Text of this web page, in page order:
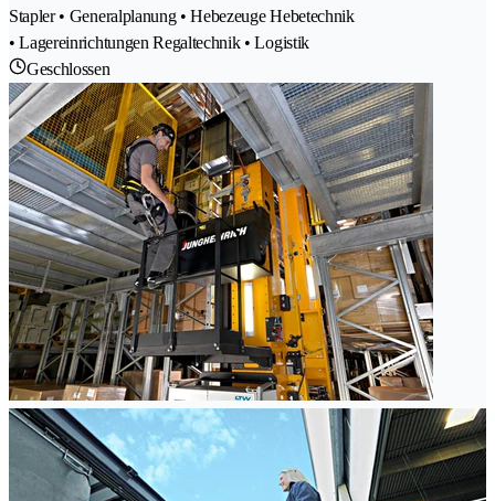
Stapler • Generalplanung • Hebezeuge Hebetechnik
• Lagereinrichtungen Regaltechnik • Logistik
Geschlossen